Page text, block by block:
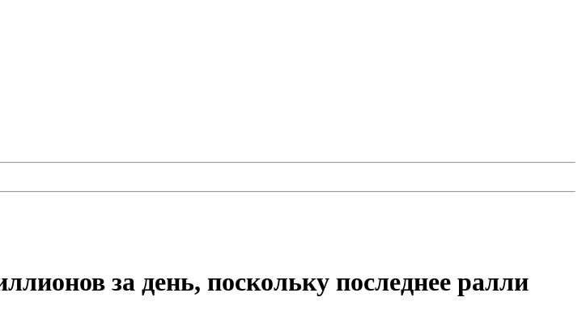
за день, поскольку последнее ралли